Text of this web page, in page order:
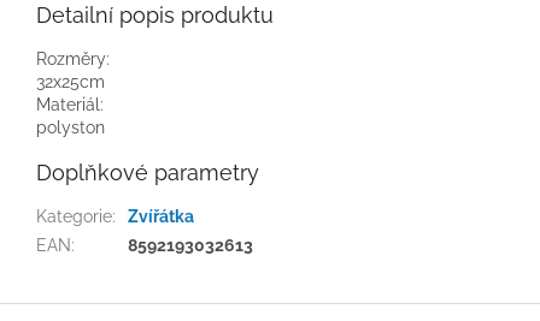
Detailní popis produktu
Rozměry:
32x25cm
Materiál:
polyston
Doplňkové parametry
Kategorie:
Zvířátka
EAN: 8592193032613